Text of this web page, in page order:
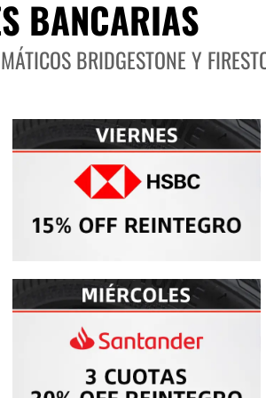
BANCARIAS
BRIDGESTONE Y